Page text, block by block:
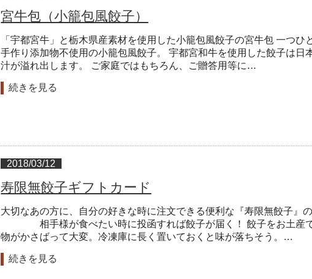
宮牛包（小籠包風餃子）
「宇都宮牛」と栃木県産素材を使用した小籠包風餃子の宮牛包 一つひ
手作り添加物不使用の小籠包風餃子。 宇都宮和牛を使用した餃子は日
汁が溢れ出します。 ご家庭ではもちろん、ご贈答用等に…
続きを見る
2018/03/12
寿限無餃子ギフトカード
大切なあの方に、自分の好きな時に注文できる便利な『寿限無餃子』
相手様が食べたい時に投函すれば餃子が届く！ 餃子をお土産で
物がかさばって大変。冷凍庫に長く置いておくと味が落ちそう。…
続きを見る